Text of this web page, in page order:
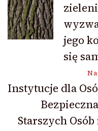
wpisu
jego
się
Instytucje dla
Starszych